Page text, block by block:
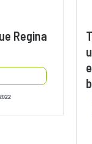
Regina